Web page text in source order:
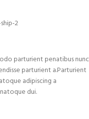
parturient penatibus nunc
parturient a.Parturient
adipiscing a
dui.